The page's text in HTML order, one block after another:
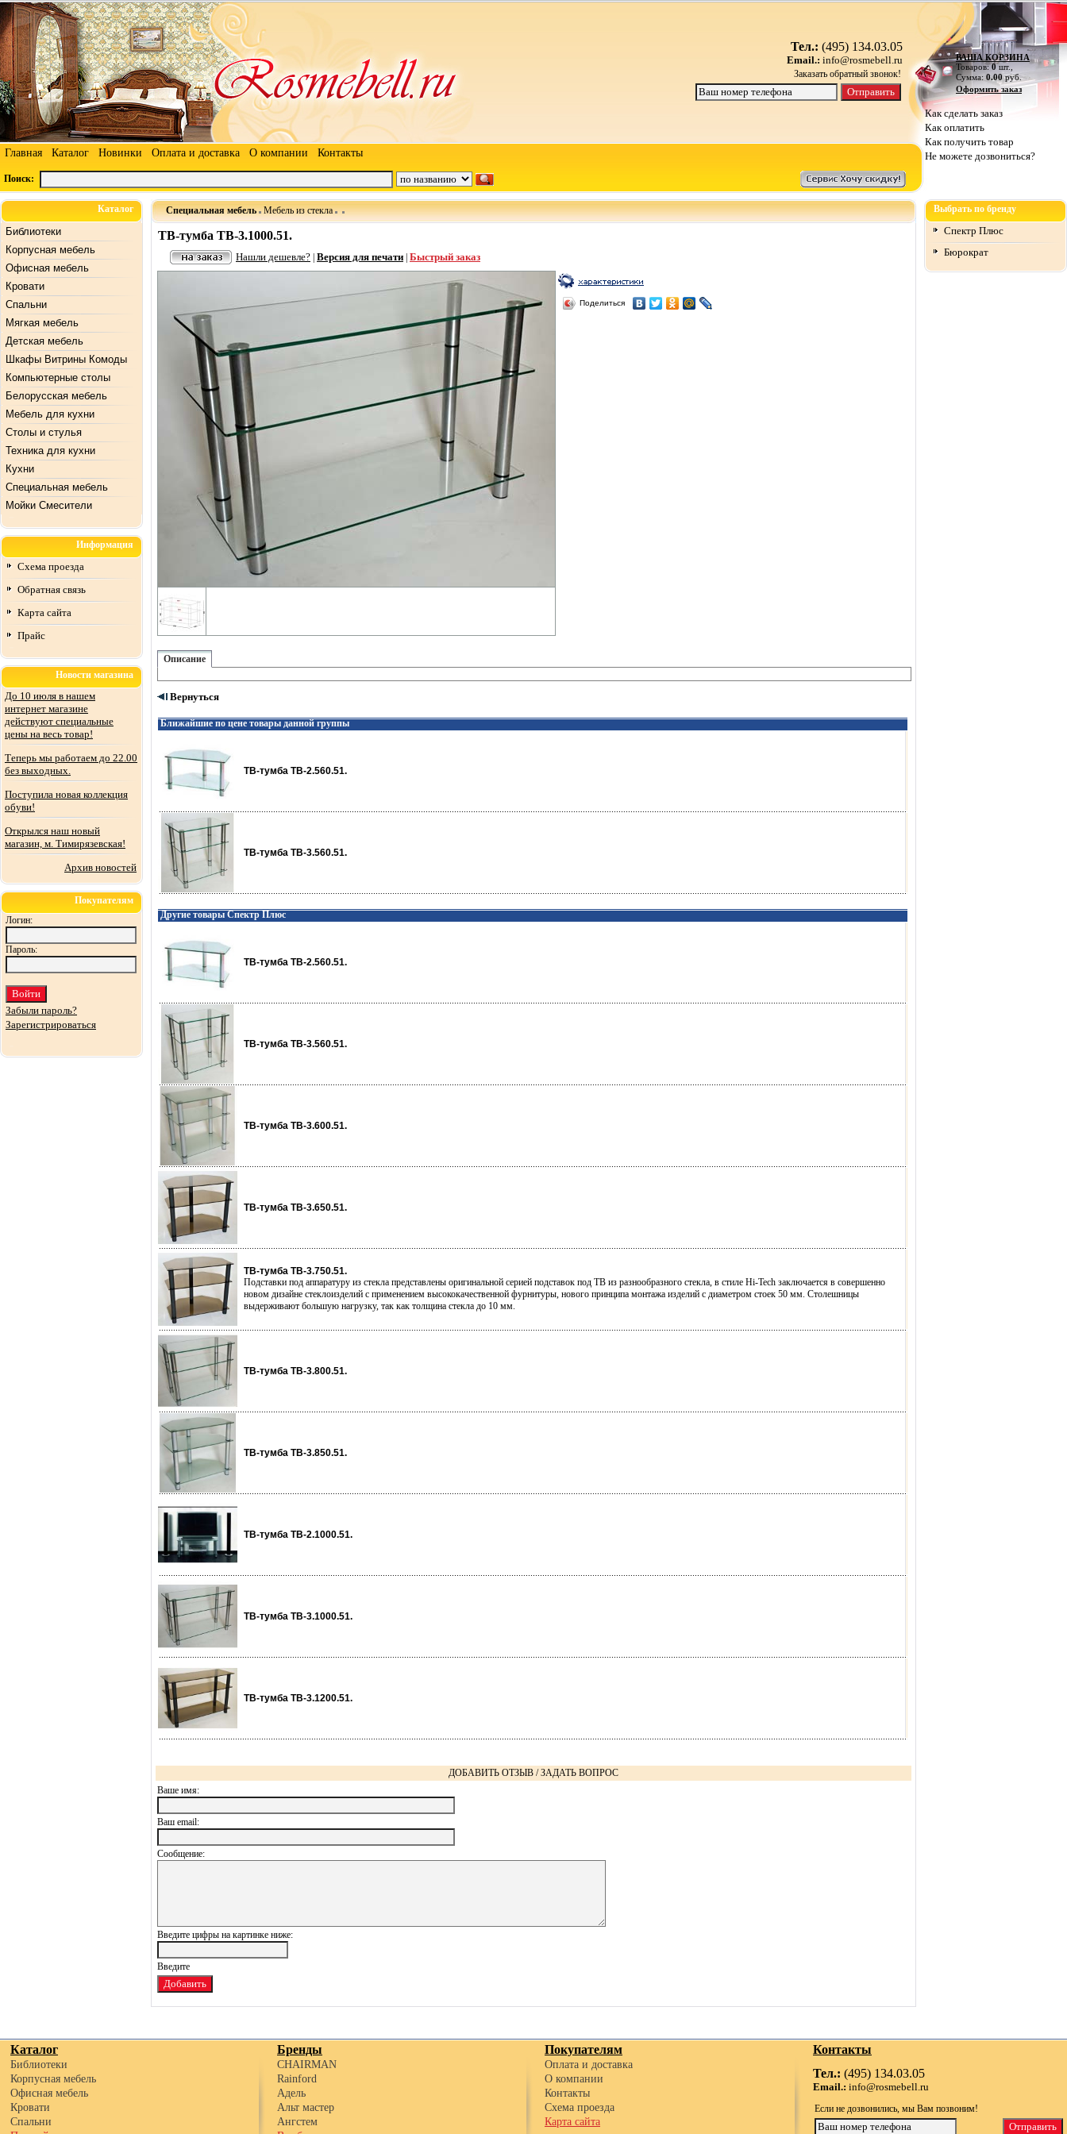
Тел.: (495) 134.03.05
Email.: info@rosmebell.ru
Заказать обратный звонок!
Главная Каталог Новинки Оплата и доставка О компании Контакты
Поиск:
ВАША КОРЗИНА
Товаров:0шт.,
Сумма: 0.00руб.
Оформить заказ
Как сделать заказ
Как оплатить
Как получить товар
Не можете дозвониться?
Каталог
Библиотеки
Корпусная мебель
Офисная мебель
Кровати
Спальни
Мягкая мебель
Детская мебель
Шкафы Витрины Комоды
Компьютерные столы
Белорусская мебель
Мебель для кухни
Столы и стулья
Техника для кухни
Кухни
Специальная мебель
Mойки Смесители
Информация
Схема проезда
Обратная связь
Карта сайта
Прайс
Новости магазина
До 10 июля в нашем
интернет магазине
действуют специальные
цены на весь товар!
Теперь мы работаем до 22.00
без выходных.
Поступила новая коллекция
обуви!
Открылся наш новый
магазин, м. Тимирязевская!
Архив новостей
Покупателям
Логин:
Пароль:
Забыли пароль?
Зарегистрироваться
Специальная мебель Мебель из стекла
ТВ-тумба ТВ-3.1000.51.
Нашли дешевле? Версия для печати Быстрый заказ
Поделиться
Описание
Вернуться
Ближайшие по цене товары данной группы
ТВ-тумба ТВ-2.560.51.
ТВ-тумба ТВ-3.560.51.
Другие товары Спектр Плюс
ТВ-тумба ТВ-2.560.51.
ТВ-тумба ТВ-3.560.51.
ТВ-тумба ТВ-3.600.51.
ТВ-тумба ТВ-3.650.51.
ТВ-тумба ТВ-3.750.51.
Подставки под аппаратуру из стекла представлены оригинальной серией подставок под ТВ из разнообразного стекла, в стиле Hi-Tech заключается в совершенно
новом дизайне стеклоизделий с применением высококачественной фурнитуры, нового принципа монтажа изделий с диаметром стоек 50 мм. Столешницы
выдерживают большую нагрузку, так как толщина стекла до 10 мм.
ТВ-тумба ТВ-3.800.51.
ТВ-тумба ТВ-3.850.51.
ТВ-тумба ТВ-2.1000.51.
ТВ-тумба ТВ-3.1000.51.
ТВ-тумба ТВ-3.1200.51.
ДОБАВИТЬ ОТЗЫВ / ЗАДАТЬ ВОПРОС
Ваше имя:
Ваш еmail:
Сообщение:
Введите цифры на картинке ниже:
Выбрать по бренду
Спектр Плюс
Бюрократ
Каталог
Библиотеки
Корпусная мебель
Офисная мебель
Кровати
Спальни
Бренды
CHAIRMAN
Rainford
Адель
Альт мастер
Ангстем
Покупателям
Оплата и доставка
О компании
Контакты
Схема проезда
Карта сайта
Контакты
Тел.: (495) 134.03.05
Email.: info@rosmebell.ru
Если не дозвонились, мы Вам позвоним!